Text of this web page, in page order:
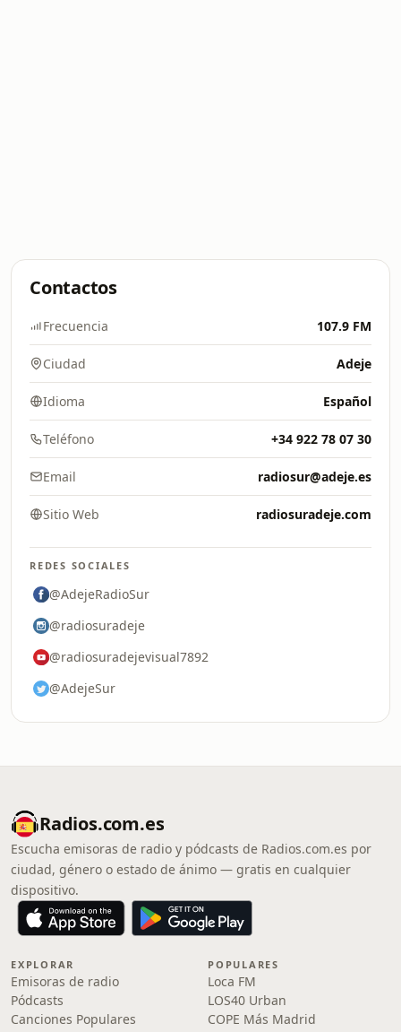
Contactos
Frecuencia 107.9 FM
Ciudad Adeje
Idioma Español
Teléfono +34 922 78 07 30
Email radiosur@adeje.es
Sitio Web radiosuradeje.com
REDES SOCIALES
@AdejeRadioSur
@radiosuradeje
@radiosuradejevisual7892
@AdejeSur
Radios.com.es
Escucha emisoras de radio y pódcasts de Radios.com.es por
ciudad, género o estado de ánimo — gratis en cualquier
dispositivo.
EXPLORAR
Emisoras de radio
Pódcasts
Canciones Populares
POPULARES
Loca FM
LOS40 Urban
COPE Más Madrid